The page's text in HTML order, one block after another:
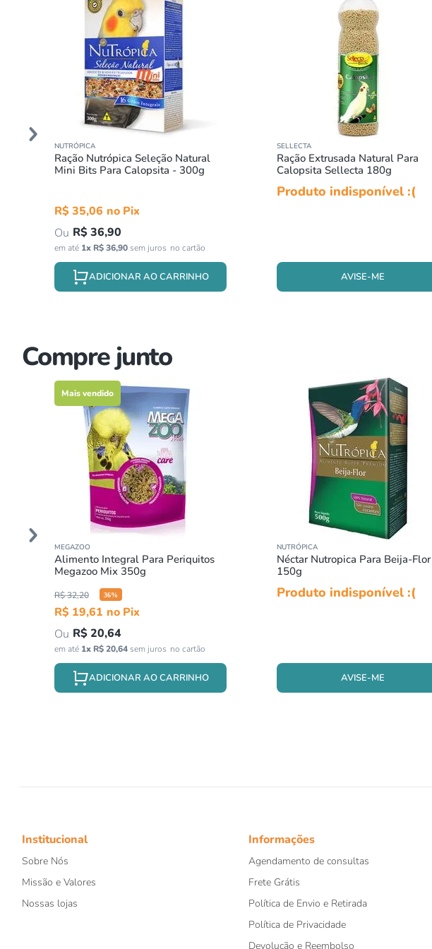
NUTRÓPICA
Ração Nutrópica Seleção Natural
Mini Bits Para Calopsita - 300g
R$35,06
R$36,90
em até 1x R$ 36,90sem juros
ADICIONAR AO CARRINHO
SELLECTA
Ração Extrusada Natural Para
Calopsita Sellecta 180g
Produto indisponível :(
AVISE-ME
Compre junto
Mais vendido
MEGAZOO
Alimento Integral Para Periquitos
Megazoo Mix 350g
R$32,20 36%
R$ 19,61
R$20,64
em até 1x R$ 20,64sem juros
ADICIONAR AO CARRINHO
NUTRÓPICA
Néctar Nutropica Para Beija-Flor
150g
Produto indisponível :(
AVISE-ME
Institucional
Sobre Nós
Missão e Valores
Nossas lojas
Informações
Agendamento de consultas
Frete Grátis
Política de Envio e Retirada
Política de Privacidade
Devolução e Reembolso